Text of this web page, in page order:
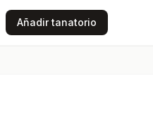
Añadir tanatorio